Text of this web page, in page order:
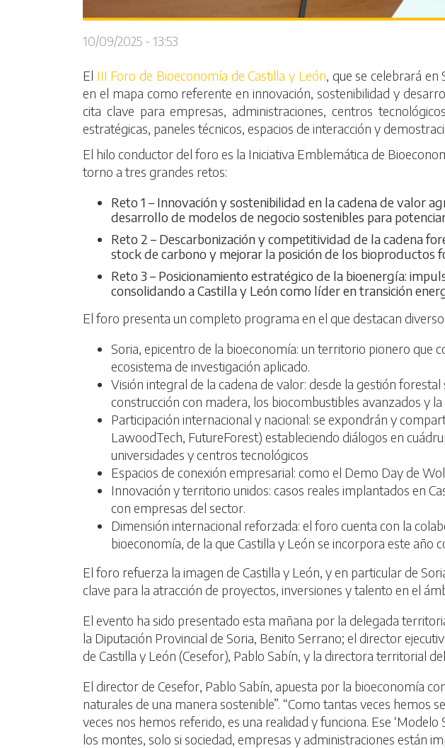
10/09/2025 - 13:53
El III Foro de Bioeconomía de Castilla y León, que se celebrará en
en el mapa como referente en innovación, sostenibilidad y
cita clave para empresas, administraciones, centros
estratégicas, paneles técnicos, espacios de interacción y
El hilo conductor del foro es la Iniciativa Emblemática de
torno a tres grandes retos:
Reto 1 – Innovación y sostenibilidad en la cadena de valor
desarrollo de modelos de negocio sostenibles para
Reto 2 – Descarbonización y competitividad de la cadena
stock de carbono y mejorar la posición de los bioproductos
Reto 3 – Posicionamiento estratégico de la bioenergía:
consolidando a Castilla y León como líder en transición
El foro presenta un completo programa en el que destacan
Soria, epicentro de la bioeconomía: un territorio pionero
ecosistema de investigación aplicado.
Visión integral de la cadena de valor: desde la gestión
construcción con madera, los biocombustibles avanzados y
Participación internacional y nacional: se expondrán y
LawoodTech, FutureForest) estableciendo diálogos en
universidades y centros tecnológicos
Espacios de conexión empresarial: como el Demo Day de
Innovación y territorio unidos: casos reales implantados en
con empresas del sector.
Dimensión internacional reforzada: el foro cuenta con la
bioeconomía, de la que Castilla y León se incorpora este
El foro refuerza la imagen de Castilla y León, y en particular de
clave para la atracción de proyectos, inversiones y talento en el
El evento ha sido presentado esta mañana por la delegada
la Diputación Provincial de Soria, Benito Serrano; el director
de Castilla y León (Cesefor), Pablo Sabín, y la directora territorial
El director de Cesefor, Pablo Sabín, apuesta por la bioeconomía
naturales de una manera sostenible”. “Como tantas veces hemos
veces nos hemos referido, es una realidad y funciona. Ese
los montes, solo si sociedad, empresas y administraciones están